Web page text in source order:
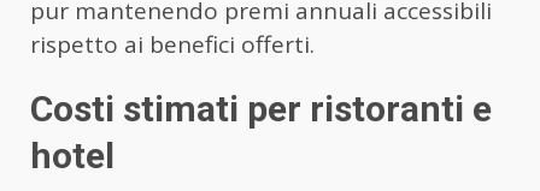
pur mantenendo premi annuali accessibili
rispetto ai benefici offerti.
Costi stimati per ristoranti e
hotel